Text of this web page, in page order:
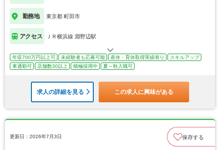
勤務地 東京都 町田市
アクセス ＪＲ横浜線 淵野辺駅
年収700万円以上可 未経験者も応募可能 産休・育休取得実績有り
スキルアップ
車通勤可
店舗数30以上 積極採用中 夏～秋入職可
求人の詳細を見る この求人に興味がある
更新日：2026年7月3日 保存する